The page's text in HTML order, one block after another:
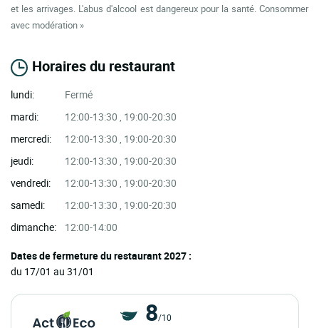
et les arrivages. L'abus d'alcool est dangereux pour la santé. Consommer
avec modération »
Horaires du restaurant
lundi:
Fermé
mardi:
12:00-13:30 , 19:00-20:30
mercredi:
12:00-13:30 , 19:00-20:30
jeudi:
12:00-13:30 , 19:00-20:30
vendredi:
12:00-13:30 , 19:00-20:30
samedi:
12:00-13:30 , 19:00-20:30
dimanche:
12:00-14:00
Dates de fermeture du restaurant 2027 :
du 17/01 au 31/01
8/10